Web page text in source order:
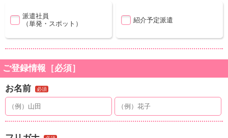
派遣社員
（単発・スポット）
紹介予定派遣
ご登録情報［必須］
お名前 必須